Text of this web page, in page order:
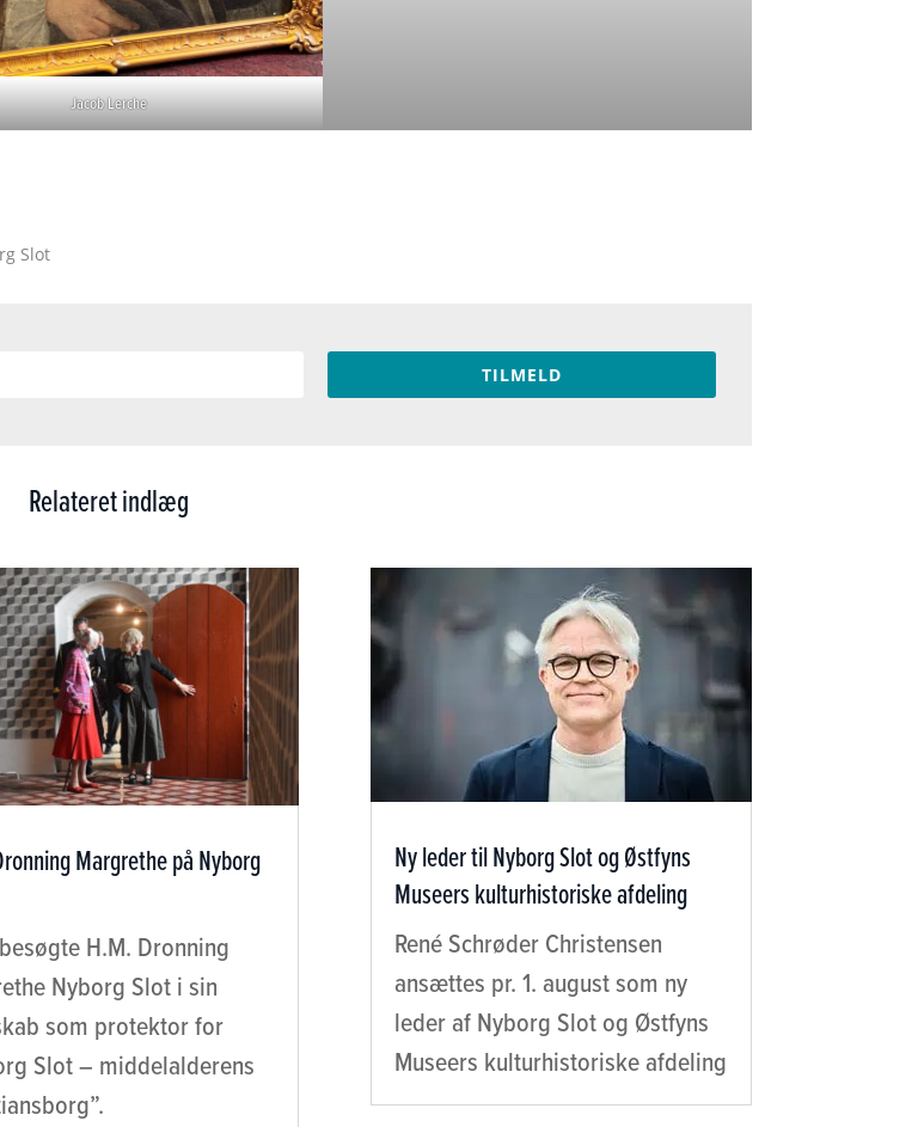
Jacob Lerche
Slot
TILMELD
Relateret indlæg
Margrethe på Nyborg
H.M. Dronning
Nyborg Slot i sin
som protektor for
Slot – middelalderens
Ny leder til Nyborg Slot og Østfyns
Museers kulturhistoriske afdeling
René Schrøder Christensen
ansættes pr. 1. august som ny
leder af Nyborg Slot og Østfyns
Museers kulturhistoriske afdeling